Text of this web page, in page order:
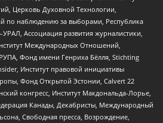
Церковь Духовной Технологии,
по наблюдению за выборами, Республика
Ассоциация развития журналистики,
Международных Отношений,
Фонд имени Генриха Бёлля, Stichting
Институт правовой инициативы
Фонд Открытой Эстонии, Calvert 22
конгресс, Институт Макдональда-Лорье,
Канады, Декабристы, Международный
Свободная пресса, Возрождение,